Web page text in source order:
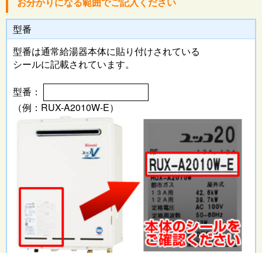
型番
型番は通常給湯器本体に貼り付けされている
シールに記載されています。
型番：
（例：RUX-A2010W-E）